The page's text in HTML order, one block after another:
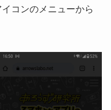
コンのメニューから